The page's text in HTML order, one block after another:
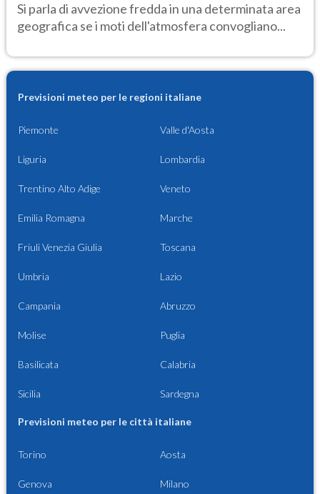
Si parla di avvezione fredda in una determinata area
geografica se i moti dell'atmosfera convogliano...
Previsioni meteo per le regioni italiane
Piemonte Valle d'Aosta
Liguria Lombardia
Trentino Alto Adige Veneto
Emilia Romagna Marche
Friuli Venezia Giulia Toscana
Umbria Lazio
Campania Abruzzo
Molise Puglia
Basilicata Calabria
Sicilia Sardegna
Previsioni meteo per le città italiane
Torino Aosta
Genova Milano